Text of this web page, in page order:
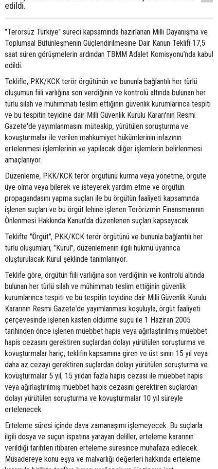
edildi.
"Terörsüz Türkiye" süreci kapsamında hazırlanan Milli Dayanışma ve
Toplumsal Bütünleşmenin Güçlendirilmesine Dair Kanun Teklifi 17,5
saat süren görüşmelerin ardından TBMM Adalet Komisyonu'nda kabul
edildi.
Teklifle, PKK/KCK terör örgütünün ve bununla bağlantılı her türlü
oluşumun fiili varlığına son verdiğinin ve kontrolü altında bulunan her
türlü silah ve mühimmatı teslim ettiğinin güvenlik kurumlarınca tespiti
ve bu tespitin teyidine dair Milli Güvenlik Kurulu Kararı'nın Resmi
Gazete'de yayımlanmasını müteakip, yürütülen soruşturma ve
kovuşturmalar ile verilen mahkumiyet hükümlerinin infazının
ertelenmesi işlemlerinin ve yapılacak diğer işlemlerin belirlenmesi
amaçlanıyor.
Düzenleme, PKK/KCK terör örgütünü kurma veya yönetme, örgüte
üye olma veya bilerek ve isteyerek yardım etme ve örgütün
propagandasını yapma suçları ile bu örgütün faaliyeti kapsamında
işlenen suçları ve bu örgüt lehine işlenen Terörizmin Finansmanının
Önlenmesi Hakkında Kanun'da düzenlenen suçları kapsayacak.
Teklifte "Örgüt", PKK/KCK terör örgütünü ve bununla bağlantılı her
türlü oluşumları, "Kurul", düzenlemenin ilgili hükmü uyarınca
oluşturulacak Kurul şeklinde tanımlanıyor.
Teklife göre, örgütün fiili varlığına son verdiğinin ve kontrolü altında
bulunan her türlü silah ve mühimmatı teslim ettiğinin güvenlik
kurumlarınca tespiti ve bu tespitin teyidine dair Milli Güvenlik Kurulu
Kararının Resmi Gazete'de yayımlanması koşuluyla, örgüt faaliyeti
çerçevesinde işlenen kasten öldürme suçu ile 1 Haziran 2005
tarihinden önce işlenen müebbet hapis veya ağırlaştırılmış müebbet
hapis cezasını gerektiren suçlardan dolayı yürütülen soruşturma ve
kovuşturmalar hariç, teklifin kapsamına giren ve üst sınırı 15 yıl veya
daha az cezayı gerektiren suçlardan dolayı yürütülen soruşturma ve
kovuşturmalar 5 yıl, 15 yıldan fazla hapis cezası ile müebbet hapis
veya ağırlaştırılmış müebbet hapis cezasını gerektiren suçlardan
dolayı yürütülen soruşturma ve kovuşturmalar 10 yıl süreyle
ertelenecek.
Erteleme süresi içinde dava zamanaşımı işlemeyecek. Bu suçlarla
ilgili dosya ve suçun ispatına yarayan deliller, erteleme kararının
verildiği tarihten itibaren erteleme süresince muhafaza edilecek.
Müsadereye konu eşya ve malvarlığı değerleri hakkında erteleme